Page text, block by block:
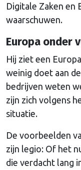
Digitale Zaken en
waarschuwen.
Europa onder
Hij ziet een
weinig doet aan
bedrijven weten
zijn zich volgens
situatie.
De voorbeelden
zijn legio: Of het
die verdacht lang